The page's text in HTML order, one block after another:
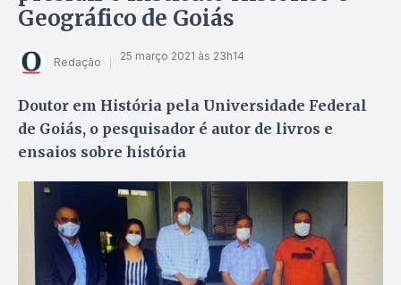
Geográfico de Goiás
Redação 25 março 2021 às 23h14
Doutor em História pela Universidade Federal
de Goiás, o pesquisador é autor de livros e
ensaios sobre história